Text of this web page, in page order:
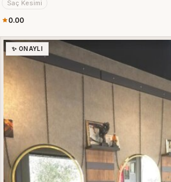
Saç Kesimi
0.00
✨ ONAYLI